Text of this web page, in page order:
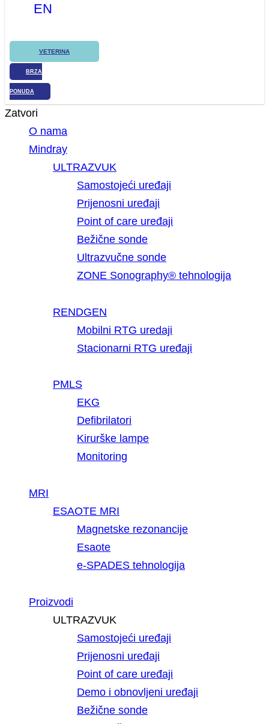
EN
VETERINA
BRZA
PONUDA
Zatvori
O nama
Mindray
ULTRAZVUK
Samostojeći uređaji
Prijenosni uređaji
Point of care uređaji
Bežične sonde
Ultrazvučne sonde
ZONE Sonography® tehnologija
RENDGEN
Mobilni RTG uredaji
Stacionarni RTG uređaji
PMLS
EKG
Defibrilatori
Kirurške lampe
Monitoring
MRI
ESAOTE MRI
Magnetske rezonancije
Esaote
e-SPADES tehnologija
Proizvodi
ULTRAZVUK
Samostojeći uređaji
Prijenosni uređaji
Point of care uređaji
Demo i obnovljeni uređaji
Bežične sonde